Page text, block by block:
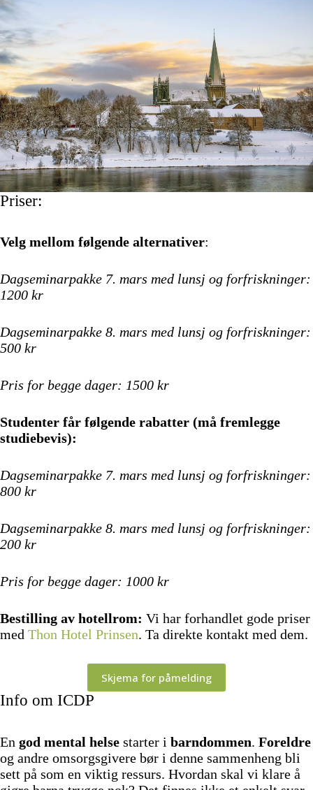
Priser:
Velg mellom følgende alternativer:
Dagseminarpakke 7. mars med lunsj og forfriskninger:
1200 kr
Dagseminarpakke 8. mars med lunsj og forfriskninger:
500 kr
Pris for begge dager: 1500 kr
Studenter får følgende rabatter (må fremlegge
studiebevis):
Dagseminarpakke 7. mars med lunsj og forfriskninger:
800 kr
Dagseminarpakke 8. mars med lunsj og forfriskninger:
200 kr
Pris for begge dager: 1000 kr
Bestilling av hotellrom: Vi har forhandlet gode priser
med Thon Hotel Prinsen. Ta direkte kontakt med dem.
Skjema for påmelding
Info om ICDP
En god mental helse starter i barndommen. Foreldre
og andre omsorgsgivere bør i denne sammenheng bli
sett på som en viktig ressurs. Hvordan skal vi klare å